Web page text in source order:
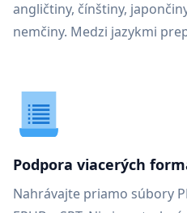
angličtiny, čínštiny,
nemčiny. Medzi jazykmi
Podpora viacerých
Nahrávajte priamo súbory